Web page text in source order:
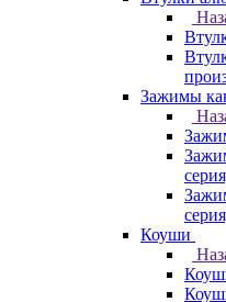
Зажимы
Коуши